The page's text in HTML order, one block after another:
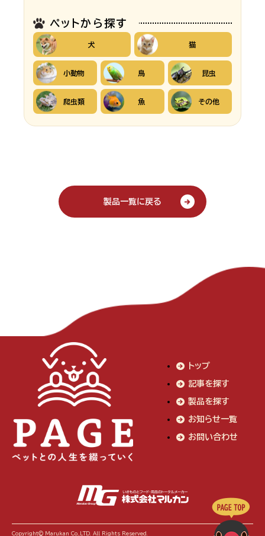
ペットから探す
犬 猫
小動物 鳥 昆虫
爬虫類 魚 その他
製品一覧に戻る
トップ
記事を探す
製品を探す
お知らせ一覧
お問い合わせ
Copyright© Marukan Co.,LTD. All Rights Reserved.